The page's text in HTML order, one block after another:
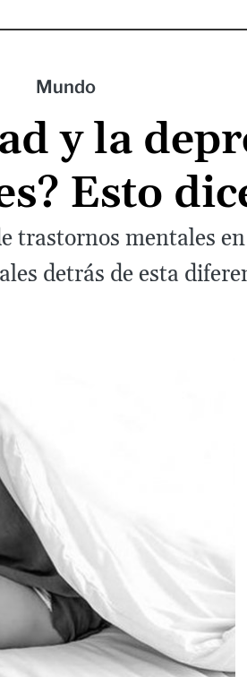
Mundo
y la
Esto
trastornos mentales
detrás de esta